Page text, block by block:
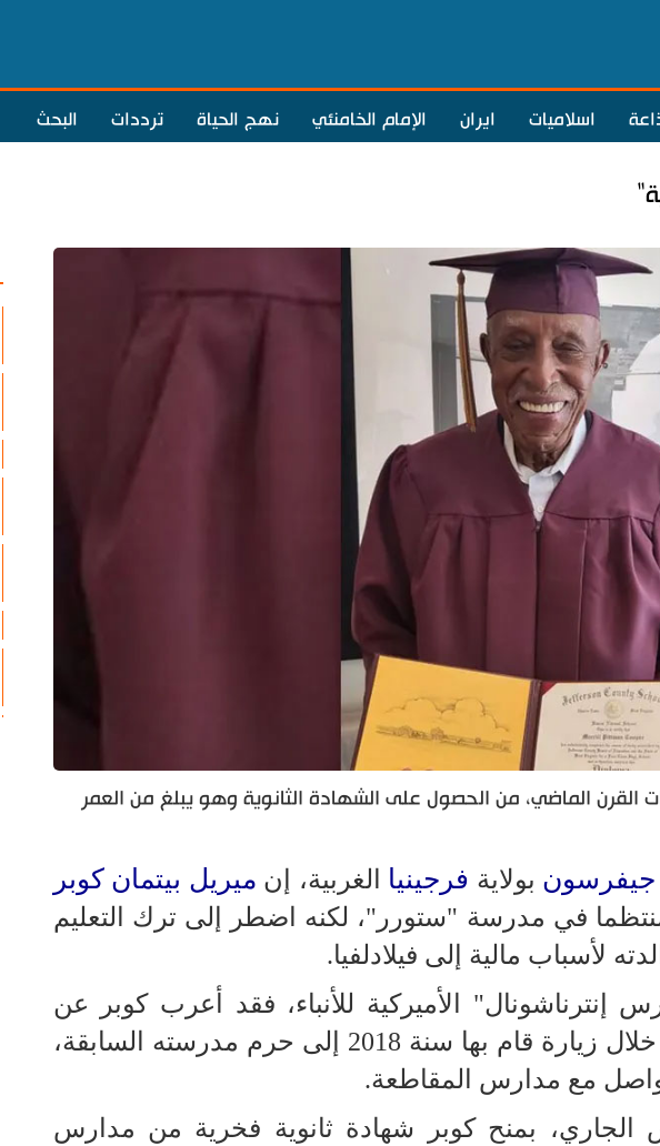
اسلاميات ايران الإمام الخامنئي نهج الحياة ترددات البحث
القرن الماضي، من الحصول على الشهادة الثانوية وهو يبلغ من العمر
جيفرسون بولاية فرجينيا الغربية، إن ميريل بيتمان كوبر
101 عام، كان منتظما في مدرسة "ستورر"، لكنه اضطر إلى ترك التعليم
إنترناشونال" الأميركية للأنباء، فقد أعرب كوبر عن
أسفه لعدم تخرجه من الثانوية، خلال زيارة قام بها سنة 2018 إلى حرم مدرسته السابقة،
مع مدارس المقاطعة.
بمنح كوبر شهادة ثانوية فخرية من مدارس